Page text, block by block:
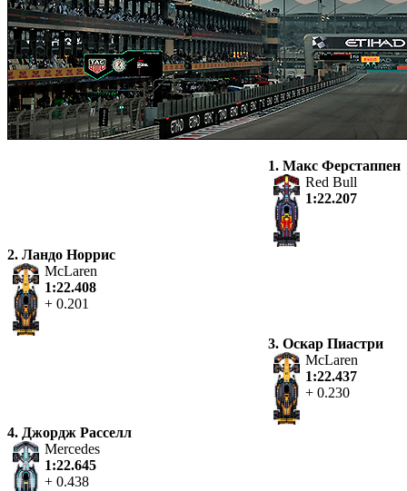
1. Макс Ферстаппен
Red Bull
1:22.207
2. Ландо Норрис
McLaren
1:22.408
+ 0.201
3. Оскар Пиастри
McLaren
1:22.437
+ 0.230
4. Джордж Расселл
Mercedes
1:22.645
+ 0.438